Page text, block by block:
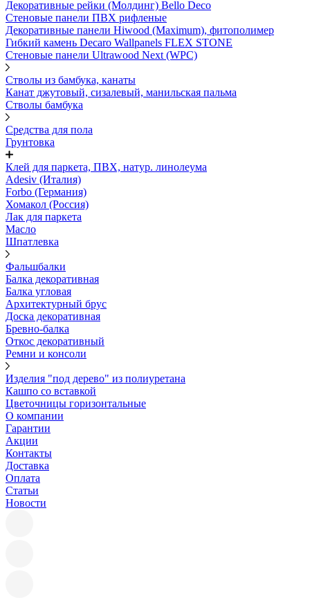
Декоративные рейки (Молдинг) Bello Deco
Стеновые панели ПВХ рифленые
Декоративные панели Hiwood (Maximum), фитополимер
Гибкий камень Decaro Wallpanels FLEX STONE
Стеновые панели Ultrawood Next (WPC)
Стволы из бамбука, канаты
Канат джутовый, сизалевый, манильская пальма
Стволы бамбука
Средства для пола
Грунтовка
Клей для паркета, ПВХ, натур. линолеума
Adesiv (Италия)
Forbo (Германия)
Хомакол (Россия)
Лак для паркета
Масло
Шпатлевка
Фальшбалки
Балка декоративная
Балка угловая
Архитектурный брус
Доска декоративная
Бревно-балка
Откос декоративный
Ремни и консоли
Изделия "под дерево" из полиуретана
Кашпо со вставкой
Цветочницы горизонтальные
О компании
Гарантии
Акции
Контакты
Доставка
Оплата
Статьи
Новости